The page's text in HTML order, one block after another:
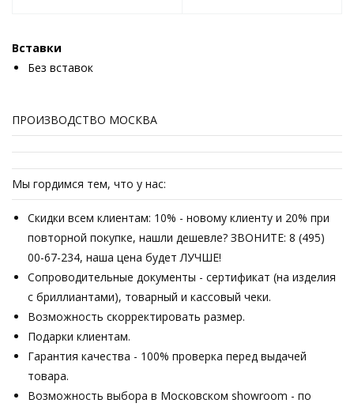
Вставки
Без вставок
ПРОИЗВОДСТВО МОСКВА
Мы гордимся тем, что у нас:
Скидки всем клиентам: 10% - новому клиенту и 20% при
повторной покупке, нашли дешевле? ЗВОНИТЕ: 8 (495)
00-67-234, наша цена будет ЛУЧШЕ!
Сопроводительные документы - сертификат (на изделия
с бриллиантами), товарный и кассовый чеки.
Возможность скорректировать размер.
Подарки клиентам.
Гарантия качества - 100% проверка перед выдачей
товара.
Возможность выбора в Московском showroom - по